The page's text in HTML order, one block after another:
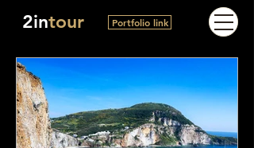
2intour Portfolio link